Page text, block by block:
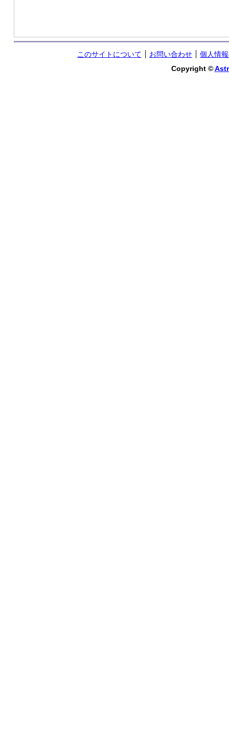
このサイトについて お問い合わせ
個人情
Copyright ©